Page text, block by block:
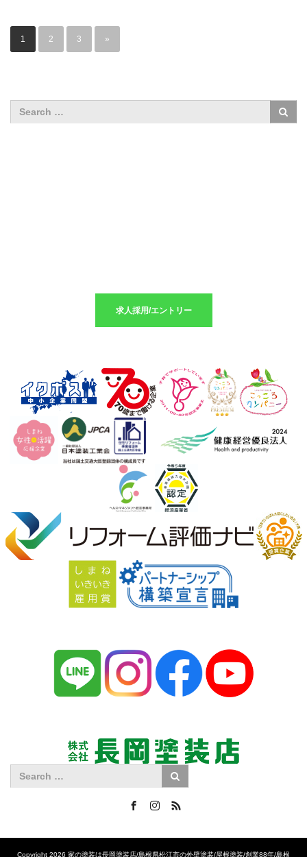
1 2 3 »
求人採用/エントリー
FacebookInstagram
Copyright 2026 家の塗装は長岡塗装店/島根県松江市の外壁塗装/屋根塗装/創業88年/島根